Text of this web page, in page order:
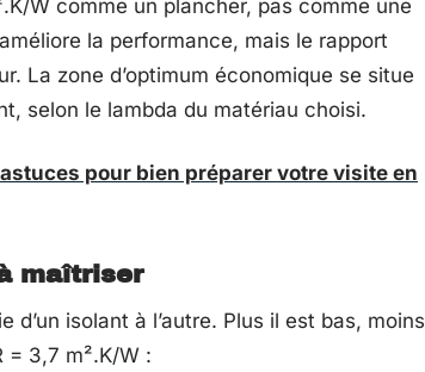
W comme un plancher, pas comme une
la performance, mais le rapport
La zone d’optimum économique se situe
selon le lambda du matériau choisi.
pour bien préparer votre visite en
maîtriser
isolant à l’autre. Plus il est bas, moins
= 3,7 m².K/W :